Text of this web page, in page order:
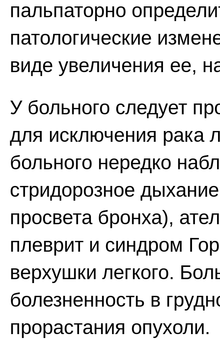
пальпаторно
патологические
виде увеличения ее,
У больного следует
для исключения рака
больного нередко
стридорозное
просвета бронха),
плеврит и синдром
верхушки легкого.
болезненность в
прорастания опухоли.